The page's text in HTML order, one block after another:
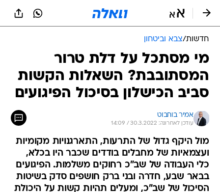
חדשות/צבא וביטחון
מי מסתכל על דלת טרור
המסתובבת? השאלות הקשות
סביב הכישלון בסיכול הפיגועים
אמיר בוחבוט
עודכן לאחרונה: 30.3.2022 / 14:09
מול היקף גדול של התרעות, התארגנויות מקומיות
ועצמאיות של מחבלים בודדים שכבר היו בכלא,
כלי העבודה של שב"כ רחוקים משלמות. הפיגועים
בבאר שבע, חדרה ובני ברק חושפים סדק בשיטות
הסיכול של שב"כ, ומעלים תהיות קשות על היכולת